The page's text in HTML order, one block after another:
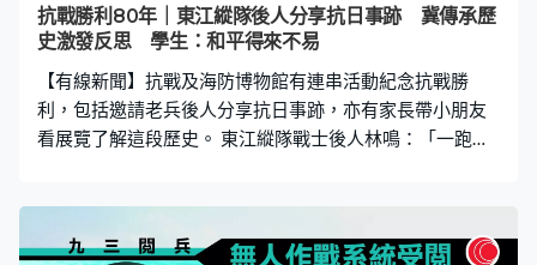
抗戰勝利80年｜東江縱隊後人分享抗日事跡 冀傳承歷
史激發反思 學生：和平得來不易
【有線新聞】抗戰及海防博物館有連串活動紀念抗戰勝
利，包括邀請老兵後人分享抗日事跡，亦有家長帶小朋友
看展覽了解這段歷史。 東江縱隊戰士後人林鳴：「一跑時
的抗日事跡，包括如何搶灘送遞情報。 學生：「老戰士都